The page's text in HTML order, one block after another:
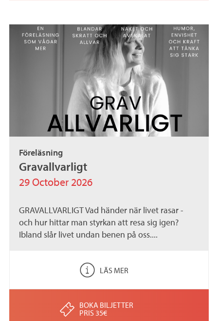
Föreläsning
Gravallvarligt
29 October 2026
GRAVALLVARLIGT Vad händer när livet rasar -
och hur hittar man styrkan att resa sig igen?
Ibland slår livet undan benen på oss....
LÄS MER
BOKA BILJETTER
PRIS 35€